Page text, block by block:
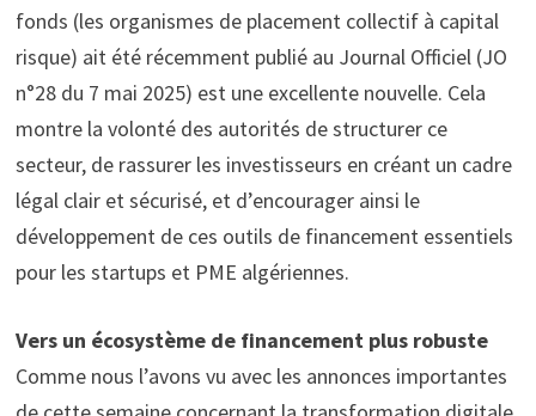
fonds (les organismes de placement collectif à capital
risque) ait été récemment publié au Journal Officiel (JO
n°28 du 7 mai 2025) est une excellente nouvelle. Cela
montre la volonté des autorités de structurer ce
secteur, de rassurer les investisseurs en créant un cadre
légal clair et sécurisé, et d’encourager ainsi le
développement de ces outils de financement essentiels
pour les startups et PME algériennes.
Vers un écosystème de financement plus robuste
Comme nous l’avons vu avec les annonces importantes